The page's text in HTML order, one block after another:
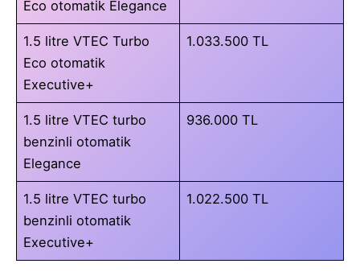
Eco otomatik Elegance
1.5 litre VTEC Turbo
Eco otomatik
Executive+
1.033.500 TL
1.5 litre VTEC turbo
benzinli otomatik
Elegance
936.000 TL
1.5 litre VTEC turbo
benzinli otomatik
Executive+
1.022.500 TL